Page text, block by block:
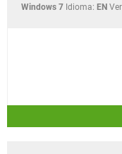
Windows 7 Idioma: EN